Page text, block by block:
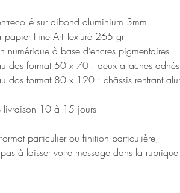
sur dibond aluminium 3mm
papier Fine Art Texturé 265 gr
numérique à base d’encres pigmentaires
dos format 50 x 70 : deux attaches
dos format 80 x 120 : châssis rentrant
livraison 10 à 15 jours
particulier ou finition particulière,
pas à laisser votre message dans la